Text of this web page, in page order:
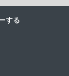
する